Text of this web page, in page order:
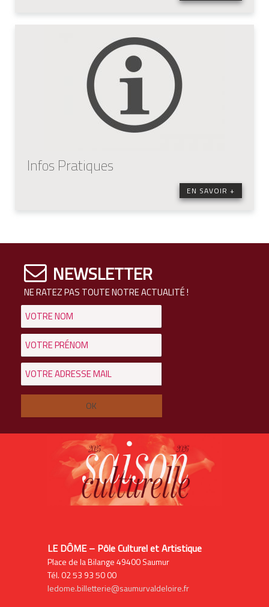
Infos Pratiques
EN SAVOIR +
NEWSLETTER
NE RATEZ PAS TOUTE NOTRE ACTUALITÉ !
LE DÔME – Pôle Culturel et Artistique
Place de la Bilange 49400 Saumur
Tél. 02 53 93 50 00
ledome.billetterie@saumurvaldeloire.fr